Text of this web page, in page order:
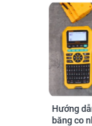
Hướng
băng co